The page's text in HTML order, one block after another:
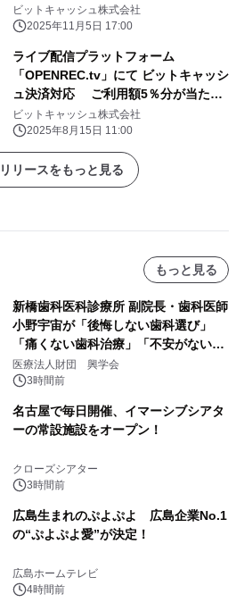
ットキャッシュのご利用でスピードく
じがもれなくもらえる！
ビットキャッシュ株式会社
2025年11月5日 17:00
ライブ配信プラットフォーム
「OPENREC.tv」にて ビットキャッシ
ュ決済対応 ご利用額5％分が当たる
導入記念キャンペーンを開始
ビットキャッシュ株式会社
2025年8月15日 11:00
リースをもっと見る
もっと見る
新橋歯科医科診療所 副院長・歯科医師
小野宇宙が「後悔しない歯科選び」
「痛くない歯科治療」「不安がない治
療計画」をテーマに専門監修
医療法人財団 興学会
3時間前
名古屋で毎日開催、イマーシブシアタ
ーの常設施設をオープン！
クローズシアター
3時間前
広島生まれのぷよぷよ 広島企業No.1
の“ぷよぷよ愛”が決定！
広島ホームテレビ
4時間前